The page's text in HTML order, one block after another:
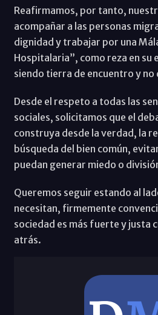
Reafirmamos, por tanto,
acompañar a las personas
dignidad y trabajar por una
Hospitalaria”, como reza en su
siendo tierra de encuentro y
Desde el respeto a todas las
sociales, solicitamos que el
construya desde la verdad, la
búsqueda del bien común,
puedan generar miedo o
Queremos seguir estando al
necesitan, firmemente
sociedad es más fuerte y justa
atrás.